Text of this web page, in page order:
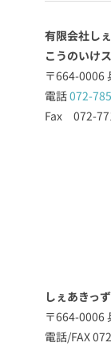
有限会社し
こうのいけ
〒664-0006
電話072-
Fax 072-
しぇあきっず
〒664-0006
電話/FAX